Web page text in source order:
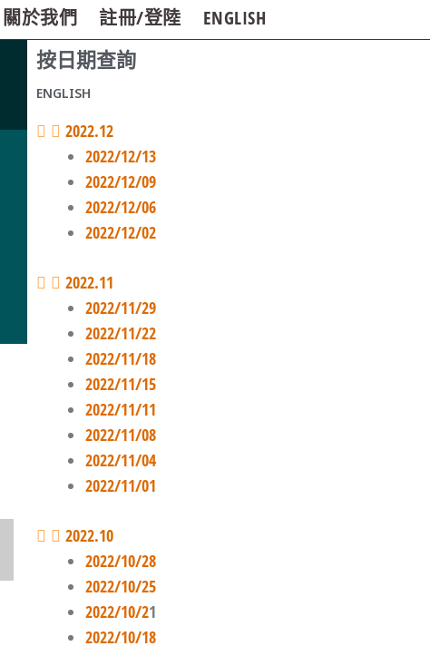
關於我們 註冊/登陸 ENGLISH
按日期查詢
ENGLISH
2022.12
2022/12/13
2022/12/09
2022/12/06
2022/12/02
2022.11
2022/11/29
2022/11/22
2022/11/18
2022/11/15
2022/11/11
2022/11/08
2022/11/04
2022/11/01
2022.10
2022/10/28
2022/10/25
2022/10/21
2022/10/18